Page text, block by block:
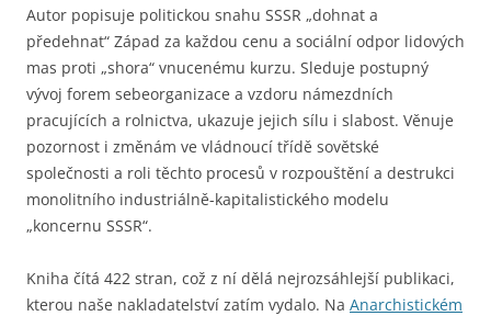
Autor popisuje politickou snahu SSSR „dohnat a
předehnat“ Západ za každou cenu a sociální odpor lidových
mas proti „shora“ vnucenému kurzu. Sleduje postupný
vývoj forem sebeorganizace a vzdoru námezdních
pracujících a rolnictva, ukazuje jejich sílu i slabost. Věnuje
pozornost i změnám ve vládnoucí třídě sovětské
společnosti a roli těchto procesů v rozpouštění a destrukci
monolitního industriálně-kapitalistického modelu
„koncernu SSSR“.
Kniha čítá 422 stran, což z ní dělá nejrozsáhlejší publikaci,
kterou naše nakladatelství zatím vydalo. Na Anarchistickém